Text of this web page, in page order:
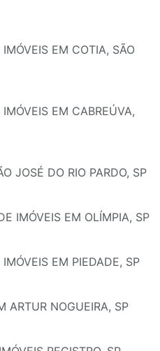
EM COTIA, SÃO
EM CABREÚVA,
JOSÉ DO RIO PARDO, SP
IMÓVEIS EM OLÍMPIA, SP
EM PIEDADE, SP
ARTUR NOGUEIRA, SP